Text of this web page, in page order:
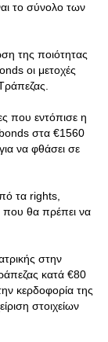
το σύνολο των
της ποιότητας
οι μετοχές
που εντόπισε η
στα €1560
να φθάσει σε
τα rights,
που θα πρέπει να
στην
κατά €80
κερδοφορία της
στοιχείων